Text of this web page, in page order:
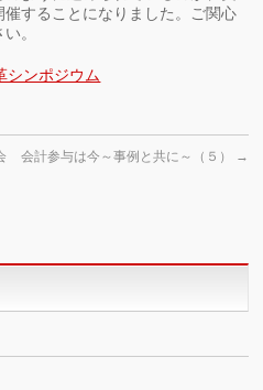
することになりました。ご関心
。
シンポジウム
会計参与は今～事例と共に～（５） →